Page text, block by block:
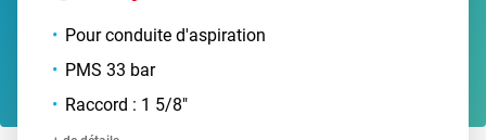
Pour conduite d'aspiration
PMS 33 bar
Raccord : 1 5/8"